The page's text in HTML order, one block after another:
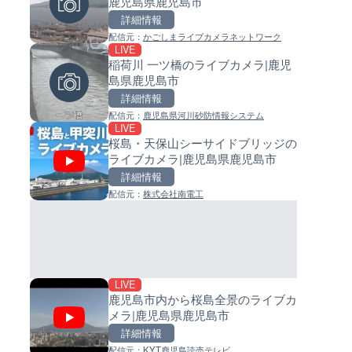
詳細情報
配信元： かごしまライブカメラネットワーク
LIVE
稲荷川 一ツ橋のライブカメラ|鹿児
島県鹿児島市
詳細情報
配信元： 鹿児島県河川砂防情報システム
LIVE
桜島・天保山シーサイドブリッジの
ライブカメラ|鹿児島県鹿児島市
詳細情報
配信元： 株式会社南電工
LIVE
鹿児島市内から桜島全景のライブカ
メラ|鹿児島県鹿児島市
詳細情報
配信元：南知多町観光協会
徳之島町亀津のライブカメラ|
配信元：Tokki Works
手結港(YASU海の駅クラブ)の
ブカメラ|高知県香南市
配信元：
羽田空港第2旅客ターミナルか
ライブカメラ|東京都大田区
配信元：日高町役場
小浦川水門付近から小浦海水
配信元：日高町役場
産湯川水門付近のライブカメ
歌山県日高町
配信元：
導目木川 花立砂防堰堤下流の
ブカメラ|福岡県朝倉市